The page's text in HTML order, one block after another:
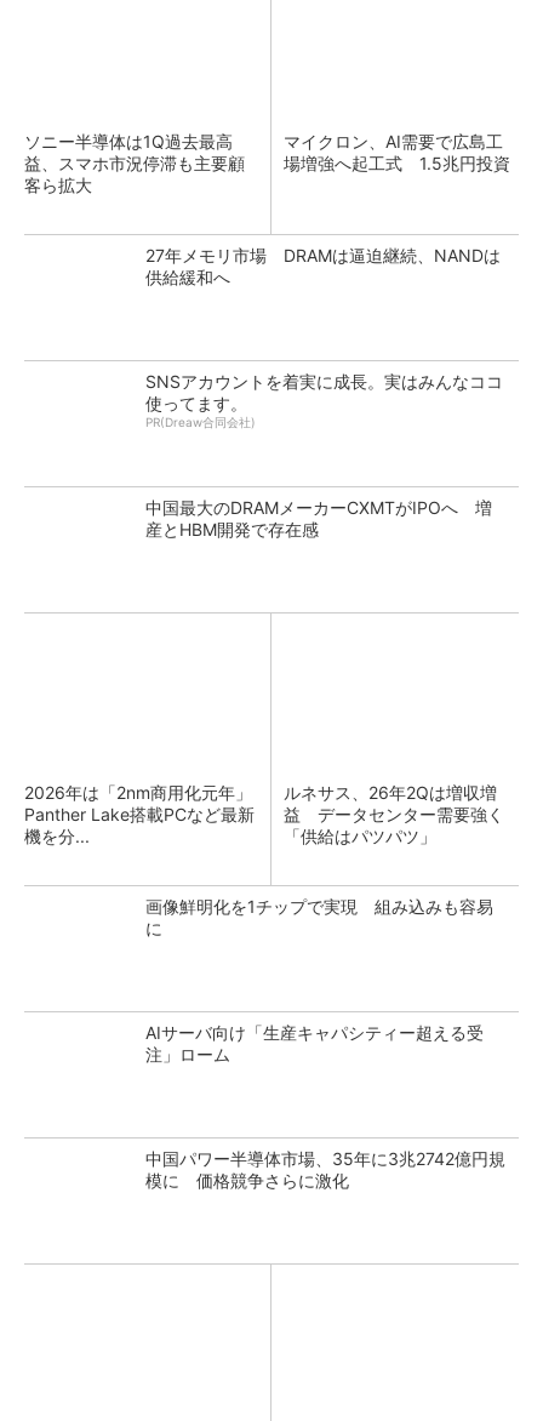
ソニー半導体は1Q過去最高
益、スマホ市況停滞も主要顧
客ら拡大
マイクロン、AI需要で広島工
場増強へ起工式 1.5兆円投資
27年メモリ市場 DRAMは逼迫継続、NANDは
供給緩和へ
SNSアカウントを着実に成長。実はみんなココ
使ってます。
PR(Dreaw合同会社)
中国最大のDRAMメーカーCXMTがIPOへ 増
産とHBM開発で存在感
2026年は「2nm商用化元年」
Panther Lake搭載PCなど最新
機を分...
ルネサス、26年2Qは増収増
益 データセンター需要強く
「供給はパツパツ」
画像鮮明化を1チップで実現 組み込みも容易
に
AIサーバ向け「生産キャパシティー超える受
注」ローム
中国パワー半導体市場、35年に3兆2742億円規
模に 価格競争さらに激化